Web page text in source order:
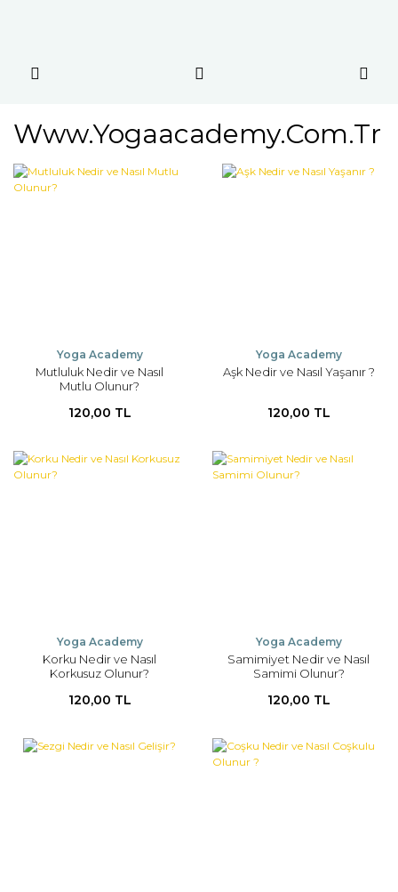
Www.yogaacademy.com.tr
Yoga Academy
Mutluluk Nedir ve Nasıl
Mutlu Olunur?
120,00 TL
Yoga Academy
Aşk Nedir ve Nasıl Yaşanır ?
120,00 TL
Yoga Academy
Korku Nedir ve Nasıl
Korkusuz Olunur?
120,00 TL
Yoga Academy
Samimiyet Nedir ve Nasıl
Samimi Olunur?
120,00 TL